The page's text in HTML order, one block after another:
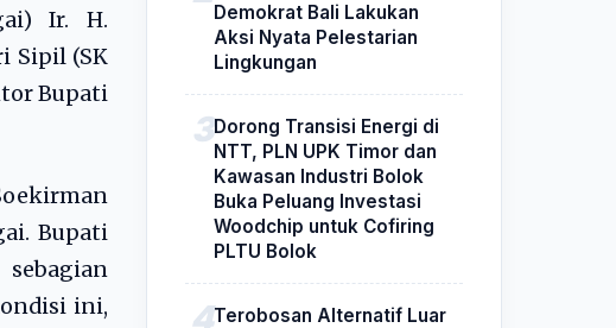
Ir. H.
Sipil (SK
Bupati
Bupati
ini,
Demokrat Bali Lakukan
Aksi Nyata Pelestarian
Lingkungan
Dorong Transisi Energi di
NTT, PLN UPK Timor dan
Kawasan Industri Bolok
Buka Peluang Investasi
Woodchip untuk Cofiring
PLTU Bolok
Terobosan Alternatif Luar